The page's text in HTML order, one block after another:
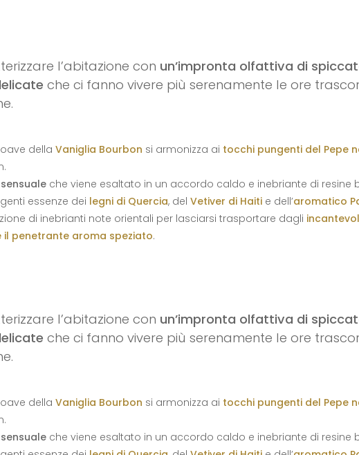
l’abitazione con un’impronta olfattiva di
che ci fanno vivere più serenamente le ore
della Vaniglia Bourbon si armonizza ai tocchi pungenti del Pepe
che viene esaltato in un accordo caldo e inebriante di resine
essenze dei legni di Quercia, del Vetiver di Haiti e dell’aromatico
di inebrianti note orientali per lasciarsi trasportare dagli
il penetrante aroma speziato.
l’abitazione con un’impronta olfattiva di
che ci fanno vivere più serenamente le ore
della Vaniglia Bourbon si armonizza ai tocchi pungenti del Pepe
che viene esaltato in un accordo caldo e inebriante di resine